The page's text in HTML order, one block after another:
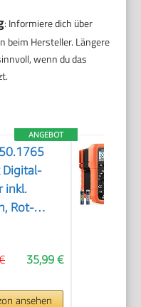
: Informiere dich über
beim Hersteller. Längere
wenn du das
ANGEBOT
inkl.
Rot-
35,99 €
ansehen